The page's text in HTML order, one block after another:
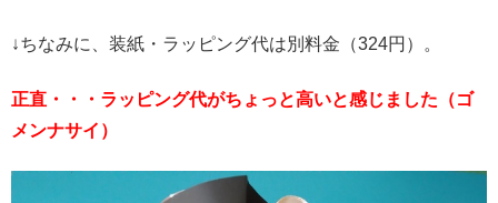
↓ちなみに、装紙・ラッピング代は別料金（324円）。
正直・・・ラッピング代がちょっと高いと感じました（ゴ
メンナサイ）